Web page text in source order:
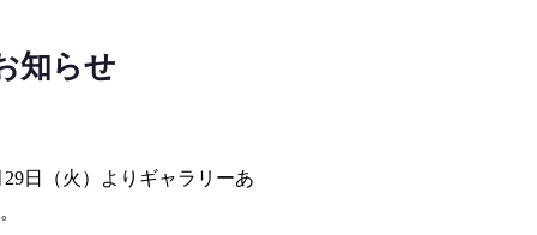
知らせ
日（火）よりギャラリーあ